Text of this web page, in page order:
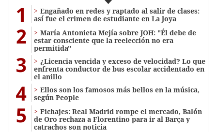
1
Engañado en redes y raptado al salir de clases:
así fue el crimen de estudiante en La Joya
2
María Antonieta Mejía sobre JOH: "Él debe de
estar consciente que la reelección no era
permitida"
3
¿Licencia vencida y exceso de velocidad? Lo que
enfrenta conductor de bus escolar accidentado en
el anillo
4
Ellos son los famosos más bellos en la música,
según People
5
Fichajes: Real Madrid rompe el mercado, Balón
de Oro rechaza a Florentino para ir al Barça y
catrachos son noticia